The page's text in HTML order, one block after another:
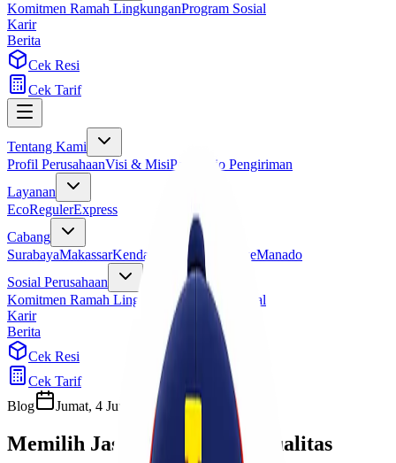
Komitmen Ramah LingkunganProgram Sosial
Karir
Berita
Cek Resi
Cek Tarif
Tentang Kami
Profil PerusahaanVisi & MisiPortofolio Pengiriman
Layanan
EcoRegulerExpress
Cabang
SurabayaMakassarKendari Jayapura MeraukeManado
Sosial Perusahaan
Komitmen Ramah LingkunganProgram Sosial
Karir
Berita
Cek Resi
Cek Tarif
Blog
Jumat, 4 Juni 2021 seoexpress
Memilih Jasa Ekspedisi Berkualitas